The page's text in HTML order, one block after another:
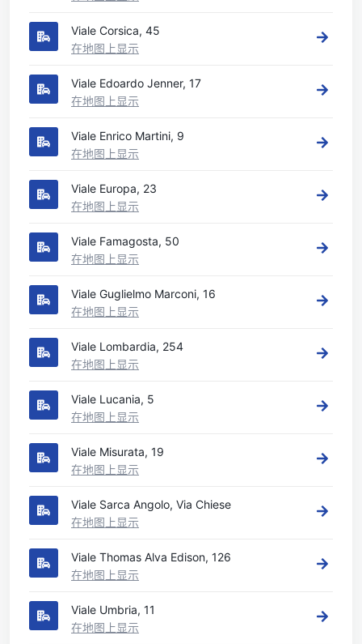
Viale Corsica, 45
在地图上显示
Viale Edoardo Jenner, 17
在地图上显示
Viale Enrico Martini, 9
在地图上显示
Viale Europa, 23
在地图上显示
Viale Famagosta, 50
在地图上显示
Viale Guglielmo Marconi, 16
在地图上显示
Viale Lombardia, 254
在地图上显示
Viale Lucania, 5
在地图上显示
Viale Misurata, 19
在地图上显示
Viale Sarca Angolo, Via Chiese
在地图上显示
Viale Thomas Alva Edison, 126
在地图上显示
Viale Umbria, 11
在地图上显示